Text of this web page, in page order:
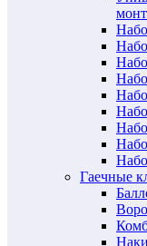
Гаечные